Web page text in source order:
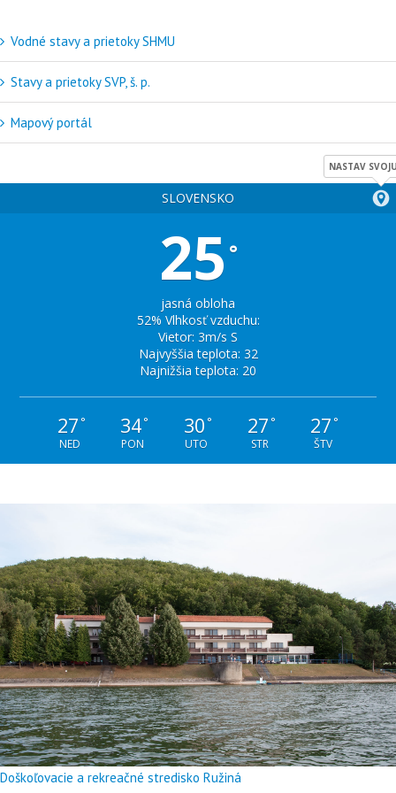
Vodné stavy a prietoky SHMU
Stavy a prietoky SVP, š. p.
Mapový portál
SLOVENSKO
NASTAV
25 °
jasná obloha
52% Vlhkosť vzduchu:
Vietor: 3m/s S
Najvyššia teplota: 32
Najnižšia teplota: 20
27 °
NED
34°
PON
30 °
UTO
27 °
STR
27 °
ŠTV
Doškoľovacie a rekreačné stredisko Ružiná